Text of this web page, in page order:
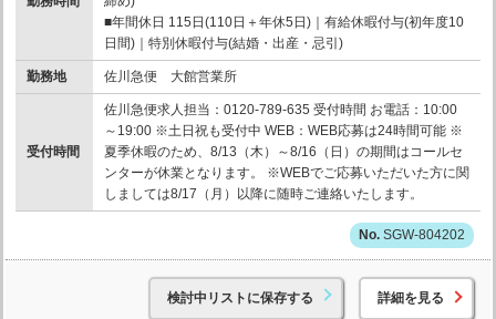
■年間休日 115日(110日＋年休5日)｜有給休暇付与(初年度10
日間)｜特別休暇付与(結婚・出産・忌引)
勤務地 佐川急便 大館営業所
受付時間
佐川急便求人担当：0120-789-635 受付時間 お電話：10:00
～19:00 ※土日祝も受付中 WEB：WEB応募は24時間可能 ※
夏季休暇のため、8/13（木）～8/16（日）の期間はコールセ
ンターが休業となります。 ※WEBでご応募いただいた方に関
しましては8/17（月）以降に随時ご連絡いたします。
SGW-804202
検討中リストに保存する 詳細を見る